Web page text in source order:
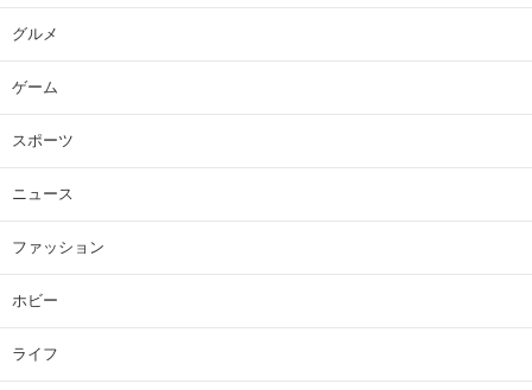
グルメ
ゲーム
スポーツ
ニュース
ファッション
ホビー
ライフ